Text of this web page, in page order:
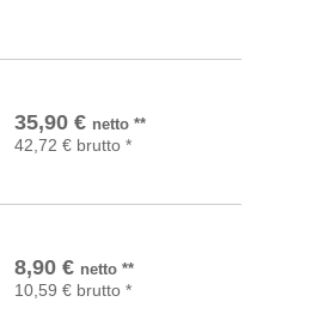
35,90 € netto**
42,72 € brutto *
In den Warenkorb
8,90 € netto**
10,59 € brutto *